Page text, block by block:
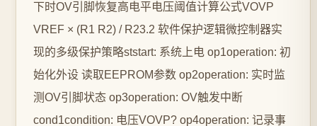
下时OV引脚恢复高电平电压阈值计算公式VOVP
VREF × (R1 R2) / R23.2 软件保护逻辑微控制器实
现的多级保护策略ststart: 系统上电 op1operation: 初
始化外设 读取EEPROM参数 op2operation: 实时监
测OV引脚状态 op3operation: OV触发中断
cond1condition: 电压VOVP? op4operation: 记录事